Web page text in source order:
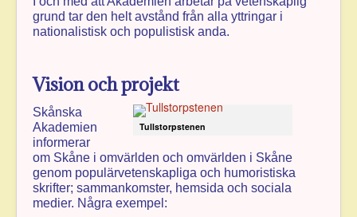
grund tar den helt avstånd från alla yttringar i
nationalistisk och populistisk anda.
Vision och projekt
Tullstorpstenen
Skånska
Akademien
informerar
om Skåne i omvärlden och omvärlden i Skåne
genom populärvetenskapliga och humoristiska
skrifter; sammankomster, hemsida och sociala
medier. Några exempel: